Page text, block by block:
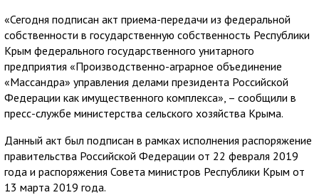
«Сегодня подписан акт приема-передачи из федеральной
собственности в государственную собственность Республики
Крым федерального государственного унитарного
предприятия «Производственно-аграрное объединение
«Массандра» управления делами президента Российской
Федерации как имущественного комплекса», – сообщили в
пресс-службе министерства сельского хозяйства Крыма.
Данный акт был подписан в рамках исполнения распоряжение
правительства Российской Федерации от 22 февраля 2019
года и распоряжения Совета министров Республики Крым от
13 марта 2019 года.